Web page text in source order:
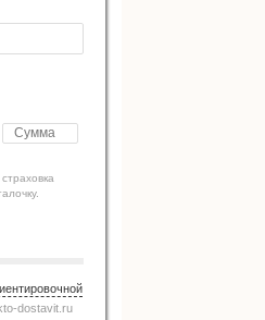
dostavit.ru